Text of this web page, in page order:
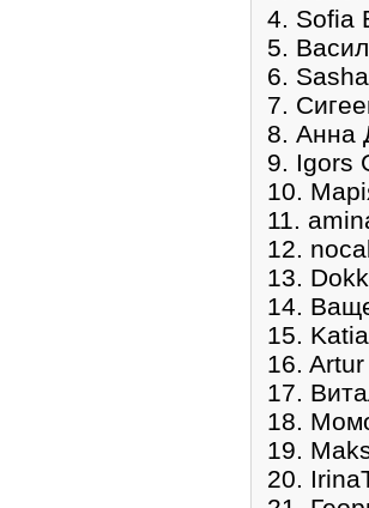
4. Sofia
5.
6.
7.
8. Анна
9. Igors
10.
11.
12.
13.
14.
15.
16.
17.
18.
19.
20.